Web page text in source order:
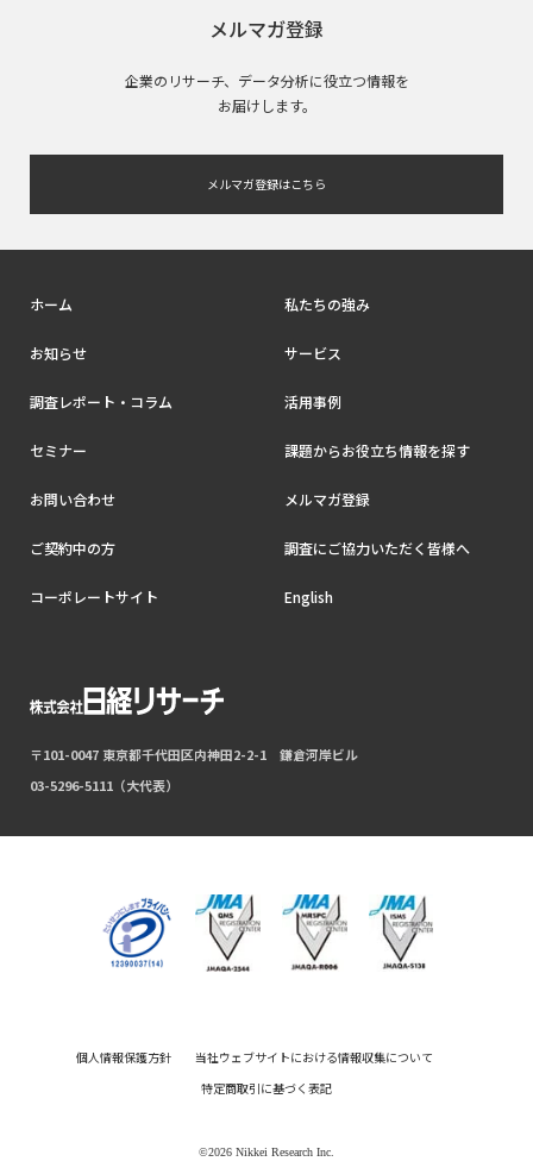
メルマガ登録
企業のリサーチ、データ分析に役立つ情報を
お届けします。
メルマガ登録はこちら
ホーム 私たちの強み
お知らせ サービス
調査レポート・コラム 活用事例
セミナー 課題からお役立ち情報を探す
お問い合わせ メルマガ登録
ご契約中の方 調査にご協力いただく皆様へ
コーポレートサイト English
〒101-0047 東京都千代田区内神田2-2-1 鎌倉河岸ビル
03-5296-5111（大代表）
個人情報保護方針
当社ウェブサイトにおける情報収集について
特定商取引に基づく表記
©2026 Nikkei Research Inc.